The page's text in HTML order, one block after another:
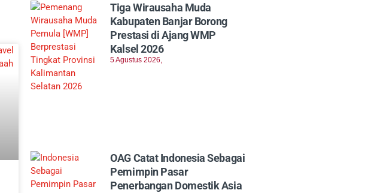
Tiga Wirausaha Muda
Kabupaten Banjar Borong
Prestasi di Ajang WMP
Kalsel 2026
5 Agustus 2026,
OAG Catat Indonesia Sebagai
Pemimpin Pasar
Penerbangan Domestik Asia